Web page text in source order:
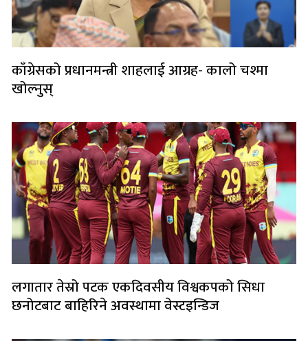
काँग्रेसको प्रधानमन्त्री शाहलाई आग्रह- कालो चश्मा
खोल्नुस्
लगातार तेस्रो पटक एकदिवसीय विश्वकपको सिधा
छनोटबाट बाहिरिने अवस्थामा वेस्टइन्डिज